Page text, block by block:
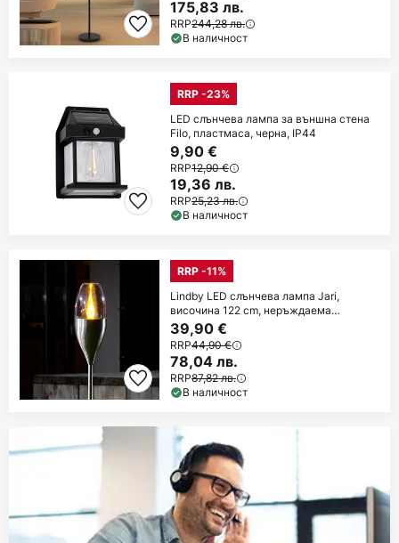
175,83 лв.
RRP244,28 лв.
В наличност
RRP -23%
LED слънчева лампа за външна стена
Filo, пластмаса, черна, IP44
9,90 €
RRP12,90 €
19,36 лв.
RRP25,23 лв.
В наличност
RRP -11%
Lindby LED слънчева лампа Jari,
височина 122 cm, неръждаема
стомана, прозрачна
39,90 €
RRP44,90 €
78,04 лв.
RRP87,82 лв.
В наличност